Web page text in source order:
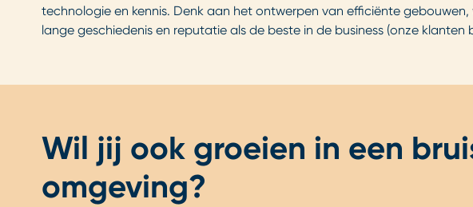
technologie en kennis. Denk aan het ontwerpen van efficiënte
lange geschiedenis en reputatie als de beste in de business (onze klanten
Wil jij ook groeien in een
omgeving?